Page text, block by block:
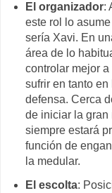
El organizador:
este rol lo
sería Xavi. En
área de lo
controlar mejor
sufrir en tanto
defensa. Cerca
de iniciar la gran
siempre estará
función de
la medular.
El escolta: